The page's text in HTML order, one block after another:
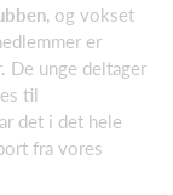
, og vokset
er
De unge deltager
til
det i det hele
fra vores